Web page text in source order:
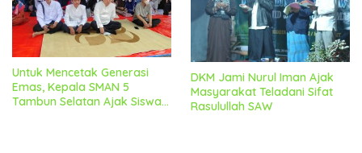
Untuk Mencetak Generasi
Emas, Kepala SMAN 5
Tambun Selatan Ajak Siswa-
DKM Jami Nurul Iman Ajak
Masyarakat Teladani Sifat
Rasulullah SAW